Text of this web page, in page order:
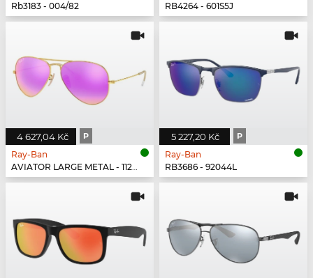
Rb3183 - 004/82
RB4264 - 601S5J
4 627,04 Kč P
Ray-Ban
AVIATOR LARGE METAL - 112/1Q
5 227,20 Kč P
Ray-Ban
RB3686 - 92044L